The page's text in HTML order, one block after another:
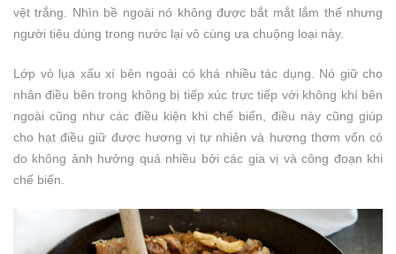
vệt trắng. Nhìn bề ngoài nó không được bắt mắt lắm thế nhưng
người tiêu dùng trong nước lại vô cùng ưa chuộng loại này.
Lớp vỏ lụa xấu xí bên ngoài có khá nhiều tác dụng. Nó giữ cho
nhân điều bên trong không bị tiếp xúc trực tiếp với không khí bên
ngoài cũng như các điều kiện khi chế biến, điều này cũng giúp
cho hạt điều giữ được hương vị tự nhiên và hương thơm vốn có
do không ảnh hưởng quá nhiều bởi các gia vị và công đoạn khi
chế biến.